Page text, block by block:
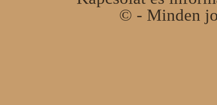
© - Minden